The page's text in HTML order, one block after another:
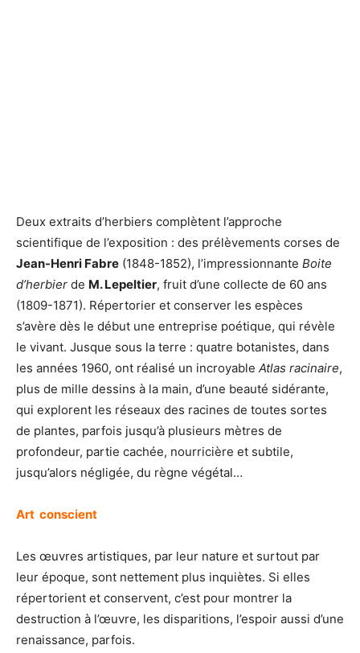
Deux extraits d’herbiers complètent l’approche
scientifique de l’exposition : des prélèvements corses de
Jean-Henri Fabre (1848-1852), l’impressionnante Boite
d’herbier de M. Lepeltier, fruit d’une collecte de 60 ans
(1809-1871). Répertorier et conserver les espèces
s’avère dès le début une entreprise poétique, qui révèle
le vivant. Jusque sous la terre : quatre botanistes, dans
les années 1960, ont réalisé un incroyable Atlas racinaire,
plus de mille dessins à la main, d’une beauté sidérante,
qui explorent les réseaux des racines de toutes sortes
de plantes, parfois jusqu’à plusieurs mètres de
profondeur, partie cachée, nourricière et subtile,
jusqu’alors négligée, du règne végétal…
Art conscient
Les œuvres artistiques, par leur nature et surtout par
leur époque, sont nettement plus inquiètes. Si elles
répertorient et conservent, c’est pour montrer la
destruction à l’œuvre, les disparitions, l’espoir aussi d’une
renaissance, parfois.